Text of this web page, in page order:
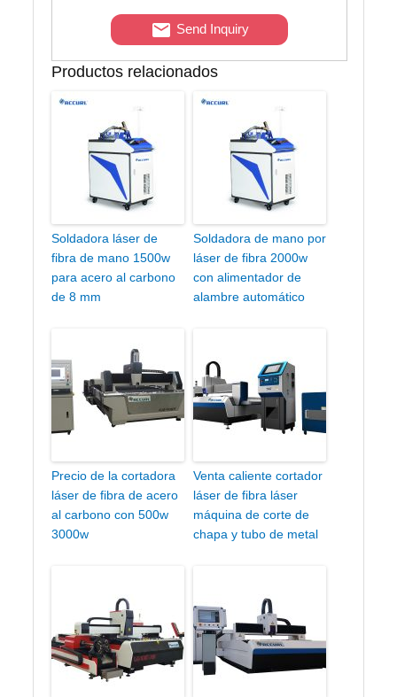
Send Inquiry
Productos relacionados
Soldadora láser de
fibra de mano 1500w
para acero al carbono
de 8 mm
Soldadora de mano por
láser de fibra 2000w
con alimentador de
alambre automático
Precio de la cortadora
láser de fibra de acero
al carbono con 500w
3000w
Venta caliente cortador
láser de fibra láser
máquina de corte de
chapa y tubo de metal